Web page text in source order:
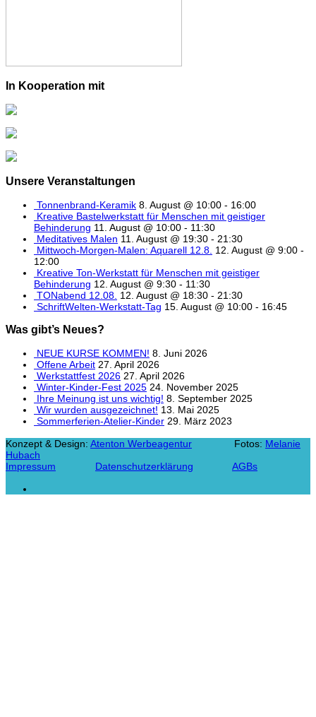
In Kooperation mit
Unsere Veranstaltungen
Tonnenbrand-Keramik 8. August @ 10:00 - 16:00
Kreative Bastelwerkstatt für Menschen mit geistiger
Behinderung 11. August @ 10:00 - 11:30
Meditatives Malen 11. August @ 19:30 - 21:30
Mittwoch-Morgen-Malen: Aquarell 12.8. 12. August @ 9:00 -
12:00
Kreative Ton-Werkstatt für Menschen mit geistiger
Behinderung 12. August @ 9:30 - 11:30
TONabend 12.08. 12. August @ 18:30 - 21:30
SchriftWelten-Werkstatt-Tag 15. August @ 10:00 - 16:45
Was gibt’s Neues?
NEUE KURSE KOMMEN! 8. Juni 2026
Offene Arbeit 27. April 2026
Werkstattfest 2026 27. April 2026
Winter-Kinder-Fest 2025 24. November 2025
Ihre Meinung ist uns wichtig! 8. September 2025
Wir wurden ausgezeichnet! 13. Mai 2025
Sommerferien-Atelier-Kinder 29. März 2023
Konzept & Design: Atenton Werbeagentur Fotos: Melanie
Hubach
Impressum
Datenschutzerklärung AGBs